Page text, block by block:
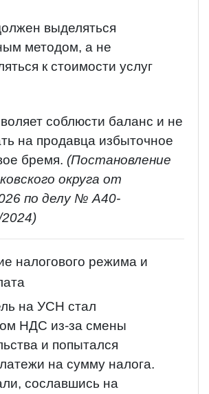
выделяться
методом, а не
к стоимости услуг
соблюсти баланс и не
на продавца избыточное
бремя. (Постановление
округа от
по делу № А40-
налогового режима и
на УСН стал
НДС из-за смены
и попытался
на сумму налога.
сославшись на